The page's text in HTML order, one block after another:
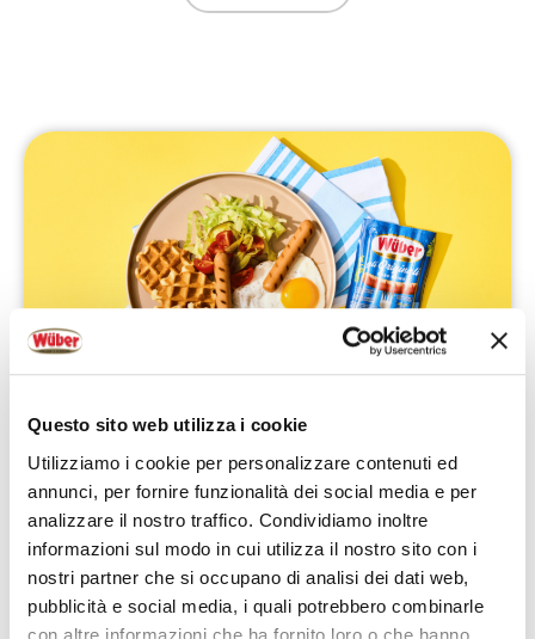
Questo sito web utilizza i cookie
Utilizziamo i cookie per personalizzare contenuti ed
annunci, per fornire funzionalità dei social media e per
analizzare il nostro traffico. Condividiamo inoltre
informazioni sul modo in cui utilizza il nostro sito con i
nostri partner che si occupano di analisi dei dati web,
pubblicità e social media, i quali potrebbero combinarle
con altre informazioni che ha fornito loro o che hanno
Media 15 minuti 2
BRUNCH ESTIVO CON UOVA FRITTE E GLI
ORIGINALI
PREPARA LA RICETTA